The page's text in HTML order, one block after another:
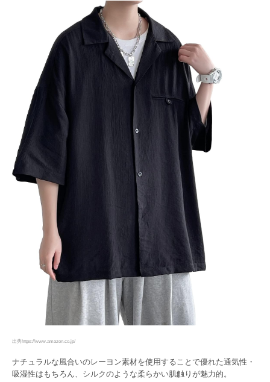
出典https://www.amazon.co.jp/
ナチュラルな風合いのレーヨン素材を使用することで優れた通気性・
吸湿性はもちろん、シルクのような柔らかい肌触りが魅力的。